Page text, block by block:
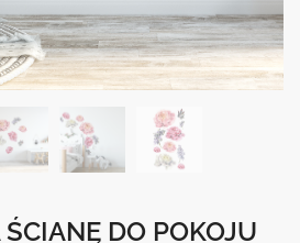
DO POKOJU